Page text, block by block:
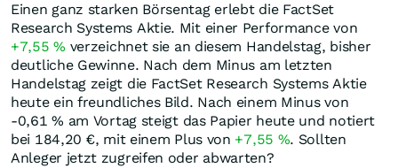
Einen ganz starken Börsentag erlebt die FactSet
Research Systems Aktie. Mit einer Performance von
+7,55% verzeichnet sie an diesem Handelstag, bisher
deutliche Gewinne. Nach dem Minus am letzten
Handelstag zeigt die FactSet Research Systems Aktie
heute ein freundliches Bild. Nach einem Minus von
-0,61% am Vortag steigt das Papier heute und notiert
bei 184,20 €, mit einem Plus von +7,55 %. Sollten
Anleger jetzt zugreifen oder abwarten?